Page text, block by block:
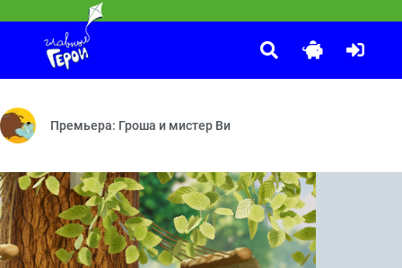
— Диагноз — Юные натуралисты
— Машина времени — Зубная паста — Вертолёт — Кофеварка
Приключения Пети и Волка
Дело о Власти рептилоидов и символе мира — Дело о
Премьера: Гроша и мистер Ви